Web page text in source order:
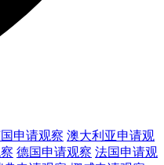
申请观察 澳大利亚申请观
德国申请观察 法国申请观